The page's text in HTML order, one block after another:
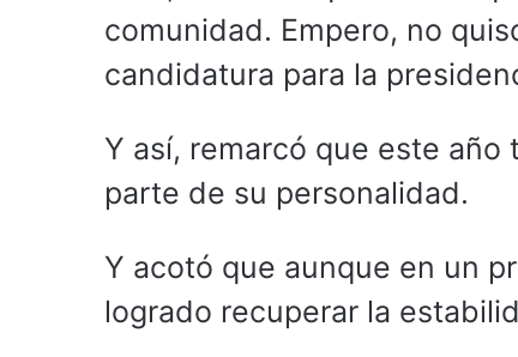
comunidad. Empero, no
candidatura para la
Y así, remarcó que este
parte de su personalidad.
Y acotó que aunque en un
logrado recuperar la